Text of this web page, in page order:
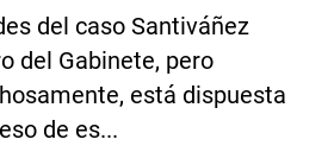
del caso Santiváñez
del Gabinete, pero
está dispuesta
de es...